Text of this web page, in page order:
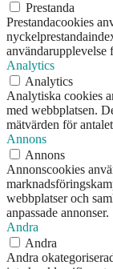
Prestanda
Prestandacookies
användarupplevelse
Analytics
Analytics
Analytiska cookies
med webbplatsen.
mätvärden för
Annons
Annons
Annonscookies
webbplatser och
anpassade annonser.
Andra
Andra
Andra